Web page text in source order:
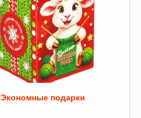
Экономные подарки